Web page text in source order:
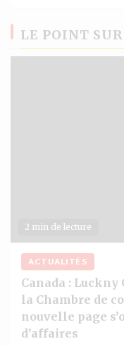
LE POINT
2 min de lecture
ACTUALITÉS
Canada :
la Chambre de
nouvelle page
d’affaires